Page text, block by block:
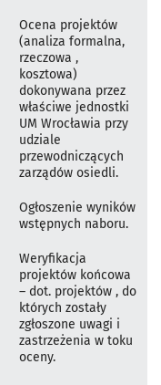
Ocena projektów
(analiza formalna,
rzeczowa ,
kosztowa)
dokonywana przez
właściwe jednostki
UM Wrocławia przy
udziale
przewodniczących
zarządów osiedli.
Ogłoszenie wyników
wstępnych naboru.
Weryfikacja
projektów końcowa
– dot. projektów , do
których zostały
zgłoszone uwagi i
zastrzeżenia w toku
oceny.